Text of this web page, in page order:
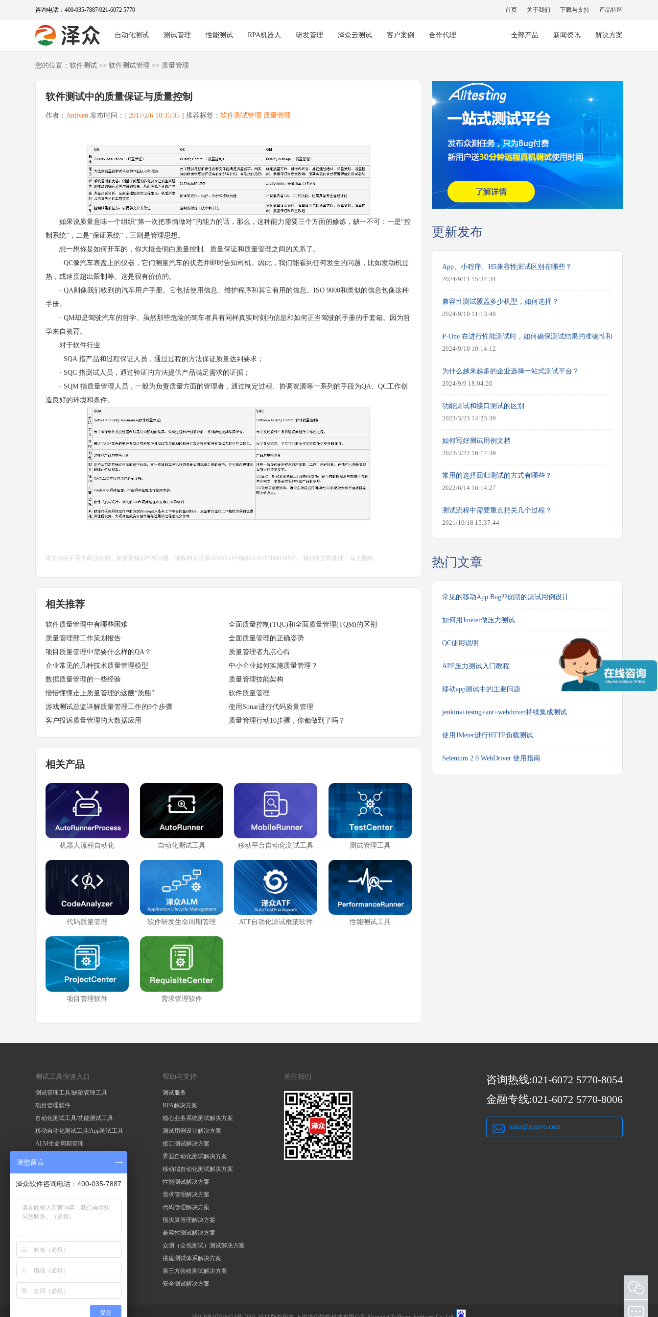
咨询电话：400-035-7887/021-6072 5770 首页 关于我们 下载与支持 产品社区
自动化测试 测试管理 性能测试 RPA机器人 研发管理 泽众云测试 客户案例 合作代理 全部产品 新闻资讯 解决方案
您的位置： 软件测试 >> 软件测试管理 >> 质量管理
软件测试中的质量保证与质量控制
作者： Anliven 发布时间： [ 2017/2/6 10:35:35 ] 推荐标签： 软件测试管理 质量管理
如果说质量意味一个组织“第一次把事情做对”的能力的话，那么，这种能力需要三个方面的修炼，缺一不可：一是“控
制系统”，二是“保证系统”，三则是管理思想。
想一想你是如何开车的，你大概会明白质量控制、质量保证和质量管理之间的关系了。
· QC像汽车表盘上的仪器，它们测量汽车的状态并即时告知司机。因此，我们能看到任何发生的问题，比如发动机过
热，或速度超出限制等。这是很有价值的。
· QA则像我们收到的汽车用户手册。它包括使用信息、维护程序和其它有用的信息。ISO 9000和类似的信息包像这种
手册。
· QM却是驾驶汽车的哲学。虽然那些危险的驾车者具有同样真实时刻的信息和如何正当驾驶的手册的手套箱。因为哲
学来自教育。
对于软件行业
· SQA 指产品和过程保证人员，通过过程的方法保证质量达到要求；
· SQC 指测试人员，通过验证的方法提供产品满足需求的证据；
· SQM 指质量管理人员，一般为负责质量方面的管理者，通过制定过程、协调资源等一系列的手段为QA、QC工作创
造良好的环境和条件。
本文内容不用于商业目的，如涉及知识产权问题，请权利人联系SPASVO小编(021-61079698-8054)，我们将立即处理，马上删除。
相关推荐
软件质量管理中有哪些困难
全面质量控制(TQC)和全面质量管理(TQM)的区别
质量管理部工作策划报告
全面质量管理的正确姿势
项目质量管理中需要什么样的QA？
质量管理者九点心得
企业常见的几种技术质量管理模型
中小企业如何实施质量管理？
数据质量管理的一些经验
质量管理技能架构
懵懵懂懂走上质量管理的这艘“质船”
软件质量管理
游戏测试总监详解质量管理工作的9个步骤
使用Sonar进行代码质量管理
客户投诉质量管理的大数据应用
质量管理行动10步骤，你都做到了吗？
相关产品
机器人流程自动化 自动化测试工具 移动平台自动化测试工具 测试管理工具
代码质量管理 软件研发生命周期管理 ATF自动化测试框架软件 性能测试工具
项目管理软件 需求管理软件
更新发布
App、小程序、H5兼容性测试区别在哪些？
2024/9/11 15:34:34
兼容性测试覆盖多少机型，如何选择？
2024/9/10 11:13:49
P-One 在进行性能测试时，如何确保测试结果的准确性和可靠性？
2024/9/10 10:14:12
为什么越来越多的企业选择一站式测试平台？
2024/9/9 18:04:26
功能测试和接口测试的区别
2023/3/23 14:23:39
如何写好测试用例文档
2023/3/22 16:17:39
常用的选择回归测试的方式有哪些？
2022/6/14 16:14:27
测试流程中需要重点把关几个过程？
2021/10/18 15:37:44
热门文章
常见的移动App Bug??崩溃的测试用例设计
如何用Jmeter做压力测试
QC使用说明
APP压力测试入门教程
移动app测试中的主要问题
jenkins+testng+ant+webdriver持续集成测试
使用JMeter进行HTTP负载测试
Selenium 2.0 WebDriver 使用指南
测试工具快速入口
测试管理工具/缺陷管理工具
项目管理软件
自动化测试工具/功能测试工具
移动自动化测试工具/App测试工具
ALM生命周期管理
RPA机器人流程自动化
帮助与支持
测试服务
RPA解决方案
核心业务系统测试解决方案
测试用例设计解决方案
接口测试解决方案
界面自动化测试解决方案
移动端自动化测试解决方案
性能测试解决方案
需求管理解决方案
代码管理解决方案
预决算管理解决方案
兼容性测试解决方案
众测（众包测试）测试解决方案
搭建测试体系解决方案
第三方验收测试解决方案
安全测试解决方案
关注我们
咨询热线:021-6072 5770-8054
金融专线:021-6072 5770-8006
sales@spasvo.com
请您留言
泽众软件咨询电话：400-035-7887
提交